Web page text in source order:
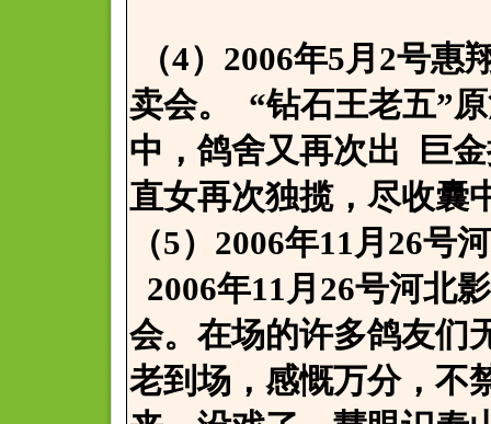
（4）2006年5月2号
卖会。 “钻石王老五”
中，鸽舍又再次出 巨
直女再次独揽，尽收囊
（5）2006年11月26号
2006年11月26号河北
会。在场的许多鸽友们
老到场，感慨万分，不